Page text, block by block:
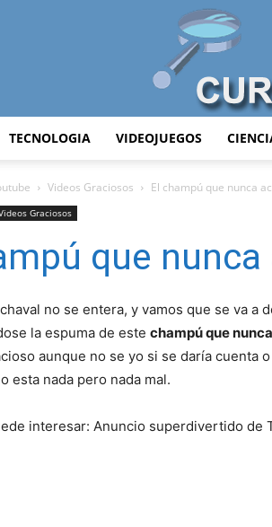
TECNOLOGIA VIDEOJUEGOS
Videos Graciosos El champú que nunca
Graciosos
que nunca
no se entera, y vamos que se va a
la espuma de este champú que
aunque no se yo si se daría cuenta
esta nada pero nada mal.
interesar: Anuncio superdivertido de